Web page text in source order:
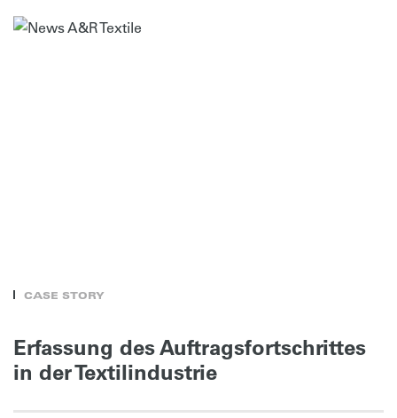
CASE STORY
Erfassung des Auftragsfortschrittes
in der Textilindustrie